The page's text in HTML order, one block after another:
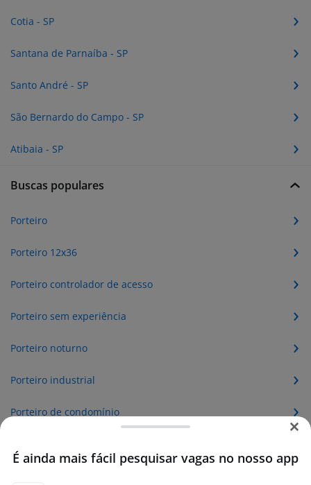
Cotia - SP
Santana de Parnaíba - SP
Santo André - SP
São Bernardo do Campo - SP
Atibaia - SP
Buscas populares
Porteiro
Porteiro 12x36
Porteiro controlador de acesso
Porteiro sem experiência
Porteiro noturno
Porteiro industrial
Porteiro de condomínio
É ainda mais fácil pesquisar vagas no nosso app